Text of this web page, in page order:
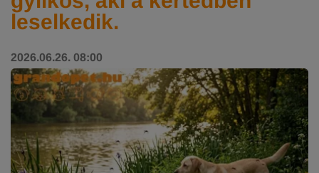
leselkedik.
2026.06.26. 08:00